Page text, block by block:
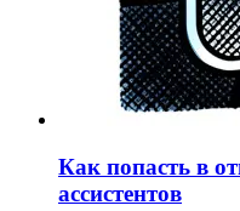
Как попасть в
ассистентов